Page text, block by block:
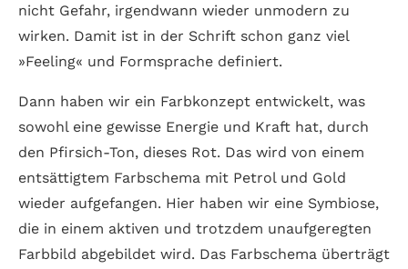
nicht Gefahr, irgendwann wieder unmodern zu
wirken. Damit ist in der Schrift schon ganz viel
»Feeling« und Formsprache definiert.
Dann haben wir ein Farbkonzept entwickelt, was
sowohl eine gewisse Energie und Kraft hat, durch
den Pfirsich-Ton, dieses Rot. Das wird von einem
entsättigtem Farbschema mit Petrol und Gold
wieder aufgefangen. Hier haben wir eine Symbiose,
die in einem aktiven und trotzdem unaufgeregten
Farbbild abgebildet wird. Das Farbschema überträgt